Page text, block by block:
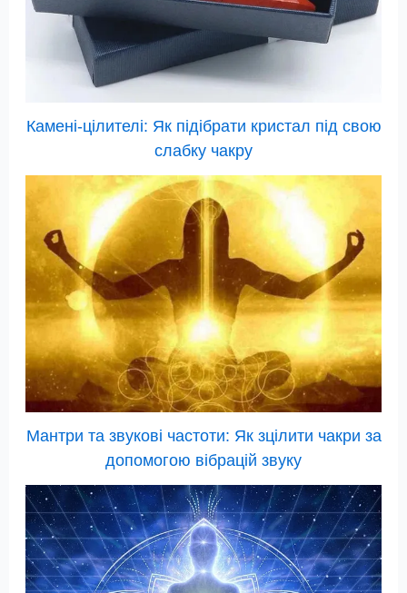
Камені-цілителі: Як підібрати кристал під свою
слабку чакру
Мантри та звукові частоти: Як зцілити чакри за
допомогою вібрацій звуку